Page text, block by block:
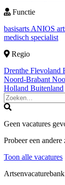
Functie
basisarts ANIOS
medisch specialist
Regio
Drenthe Flevoland
Noord-Brabant
Holland Buitenland
Geen vacatures
Probeer een
Toon alle vacatures
Artsenvacaturebank